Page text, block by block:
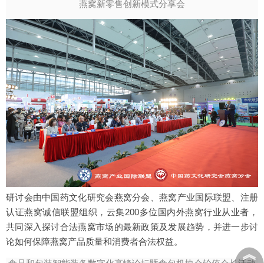
燕窝新零售创新模式分享会
研讨会由中国药文化研究会燕窝分会、燕窝产业国际联盟、注册
认证燕窝诚信联盟组织，云集200多位国内外燕窝行业从业者，
共同深入探讨合法燕窝市场的最新政策及发展趋势，并进一步讨
论如何保障燕窝产品质量和消费者合法权益。
︽